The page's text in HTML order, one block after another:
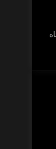
برای